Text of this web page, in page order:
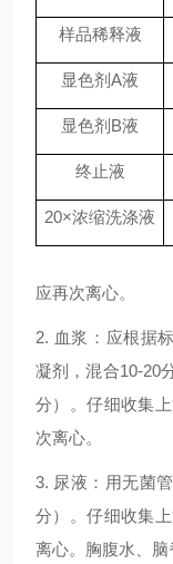
样品稀释液
显色剂A液
显色剂 B液
终止液
20×浓缩洗涤液
应再次离心。
2. 血浆：应根据
凝剂，混合10-20
分）。仔细收集
次离心。
3. 尿液：用无菌
分）。仔细收集
离心。胸腹水、脑